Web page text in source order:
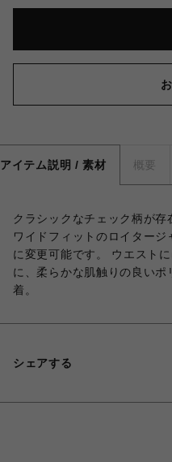
アイテム説明 / 素材 概要
クラシックなチェック柄が
ワイドフィットのロイター
に変更可能です。 ウエスト
に、柔らかな肌触りの良い
着。
シェアする